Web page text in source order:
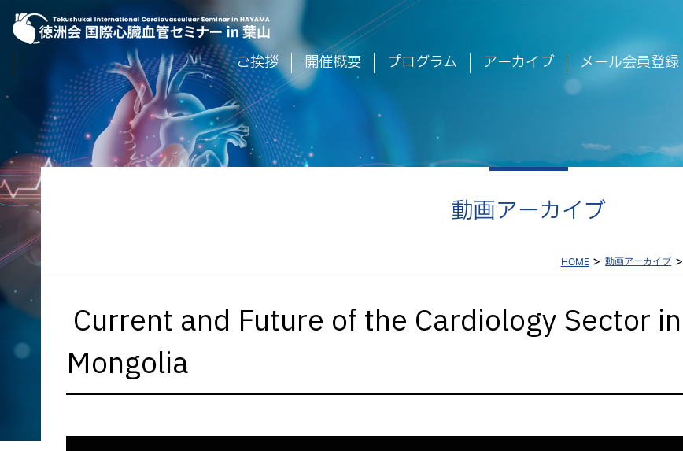
ご挨拶 開催概要 プログラム アーカイブ メール会員登録
動画アーカイブ
HOME > 動画アーカイブ >
Current and Future of the Cardiology Sector in
Mongolia